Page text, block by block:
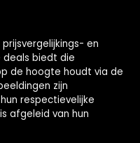
en
biedt die
de hoogte houdt via de
zijn
respectievelijke
afgeleid van hun